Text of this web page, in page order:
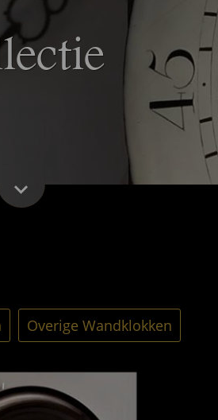
Overige Wandklokken